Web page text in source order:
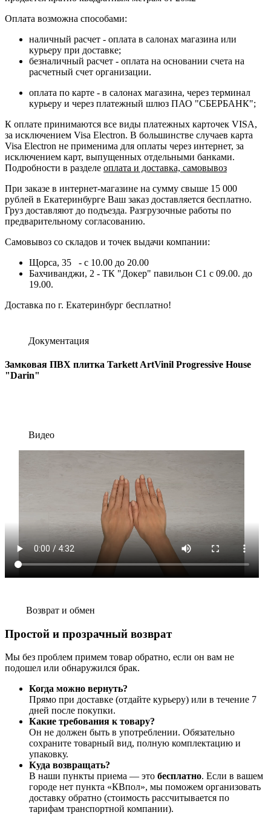
Оплата возможна способами:
наличный расчет - оплата в салонах магазина или
курьеру при доставке;
безналичный расчет - оплата на основании счета на
расчетный счет организации.
оплата по карте - в салонах магазина, через терминал
курьеру и через платежный шлюз ПАО "СБЕРБАНК";
К оплате принимаются все виды платежных карточек VISA,
за исключением Visa Electron. В большинстве случаев карта
Visa Electron не применима для оплаты через интернет, за
исключением карт, выпущенных отдельными банками.
Подробности в разделе оплата и доставка, самовывоз
При заказе в интернет-магазине на сумму свыше 15 000
рублей в Екатеринбурге Ваш заказ доставляется бесплатно.
Груз доставляют до подъезда. Разгрузочные работы по
предварительному согласованию.
Самовывоз со складов и точек выдачи компании:
Щорса, 35 - с 10.00 до 20.00
Бахчиванджи, 2 - ТК "Докер" павильон С1 с 09.00. до
19.00.
Доставка по г. Екатеринбург бесплатно!
Документация
Замковая ПВХ плитка Tarkett ArtVinil Progressive House
"Darin"
Видео
Возврат и обмен
Простой и прозрачный возврат
Мы без проблем примем товар обратно, если он вам не
подошел или обнаружился брак.
Когда можно вернуть?
Прямо при доставке (отдайте курьеру) или в течение 7
дней после покупки.
Какие требования к товару?
Он не должен быть в употреблении. Обязательно
сохраните товарный вид, полную комплектацию и
упаковку.
Куда возвращать?
В наши пункты приема — это бесплатно. Если в вашем
городе нет пункта «КВпол», мы поможем организовать
доставку обратно (стоимость рассчитывается по
тарифам транспортной компании).